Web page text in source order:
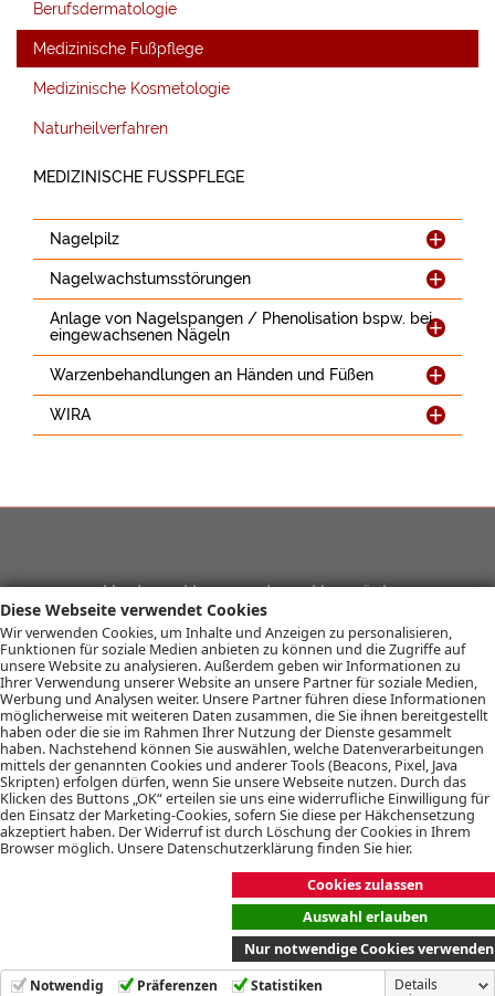
Berufsdermatologie
Medizinische Fußpflege
Medizinische Kosmetologie
Naturheilverfahren
MEDIZINISCHE FUSSPFLEGE
Nagelpilz
Nagelwachstumsstörungen
Anlage von Nagelspangen / Phenolisation bspw. bei
eingewachsenen Nägeln
Warzenbehandlungen an Händen und Füßen
WIRA
Haut- und Laserzentrum Hunsrück
Gesundheitszentrum Simmern
Bingener Straße 23a
55469 Simmern
Kontakt
Tel: 06761-7070
Fax: 06761-91508830
praxis(at)hautarzt-simmern(dot)de
Unsere Praxis
Service
Sitemap
Diese Webseite verwendet Cookies
Wir verwenden Cookies, um Inhalte und Anzeigen zu personalisieren,
Funktionen für soziale Medien anbieten zu können und die Zugriffe auf
unsere Website zu analysieren. Außerdem geben wir Informationen zu
Ihrer Verwendung unserer Website an unsere Partner für soziale Medien,
Werbung und Analysen weiter. Unsere Partner führen diese Informationen
möglicherweise mit weiteren Daten zusammen, die Sie ihnen bereitgestellt
haben oder die sie im Rahmen Ihrer Nutzung der Dienste gesammelt
haben. Nachstehend können Sie auswählen, welche Datenverarbeitungen
mittels der genannten Cookies und anderer Tools (Beacons, Pixel, Java
Skripten) erfolgen dürfen, wenn Sie unsere Webseite nutzen. Durch das
Klicken des Buttons „OK“ erteilen sie uns eine widerrufliche Einwilligung für
den Einsatz der Marketing-Cookies, sofern Sie diese per Häkchensetzung
akzeptiert haben. Der Widerruf ist durch Löschung der Cookies in Ihrem
Browser möglich. Unsere Datenschutzerklärung finden Sie hier.
Cookies zulassen
Auswahl erlauben
Nur notwendige Cookies verwenden
Notwendig Präferenzen Statistiken
Details